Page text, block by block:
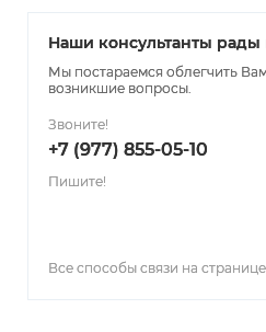
Наши консультанты рады
Мы постараемся облегчить
возникшие вопросы.
Звоните!
+7 (977) 855-05-10
Пишите!
Все способы связи на странице